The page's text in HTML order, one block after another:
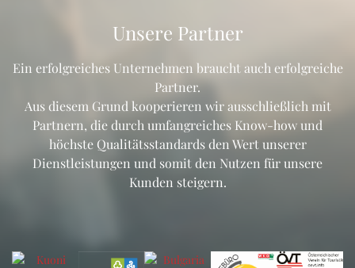
Unsere Partner
Ein erfolgreiches Unternehmen braucht auch erfolgreiche
Partner.
Aus diesem Grund kooperieren wir ausschließlich mit
Partnern, die durch umfangreiches Know-how und
höchste Qualitätsstandards den Wert unserer
Dienstleistungen und somit den Nutzen für unsere
Kunden steigern.